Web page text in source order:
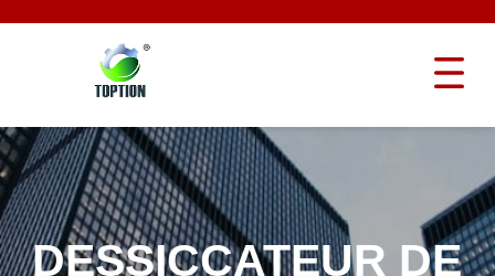
DESSICCATEUR DE